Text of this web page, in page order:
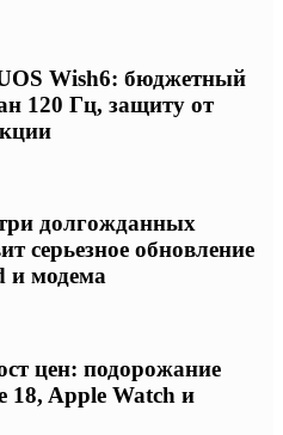
Wish6: бюджетный
120 Гц, защиту от
долгожданных
серьезное обновление
и модема
цен: подорожание
18, Apple Watch и